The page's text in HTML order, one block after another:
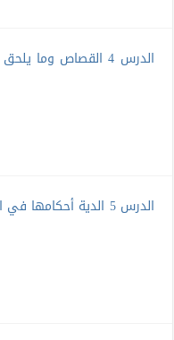
الدرس 4 القصاص
الدرس 5 الدية